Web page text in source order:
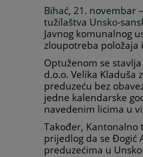
Bihać, 21. novembar –
tužilaštva Unsko-
Javnog komunalnog
zloupotreba položaja
Optuženom se
d.o.o. Velika Kladuša
preduzeću bez
jedne kalendarske
navedenim licima u
Također, Kantonalno
prijedlog da se Đogić
preduzećima u